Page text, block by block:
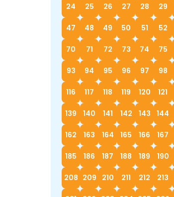
24 25 26 27 28 29
47 48 49 50 51 52
70 71 72 73 74 75
93 94 95 96 97 98
116 117 118 119 120 121
139 140 141 142 143 144
162 163 164 165 166 167
185 186 187 188 189 190
208 209 210 211 212 213